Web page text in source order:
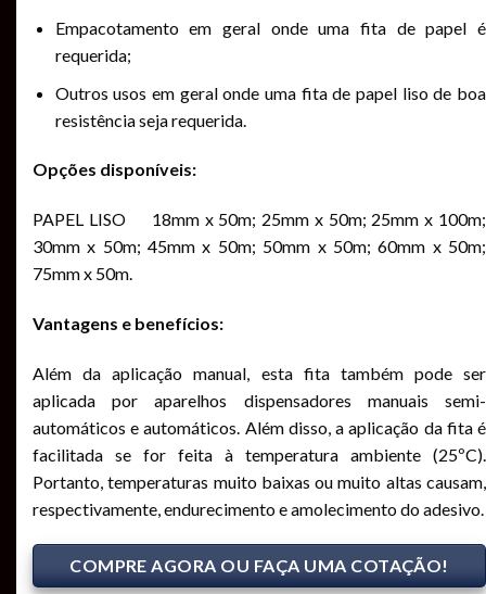
Empacotamento em geral onde uma fita de papel é
requerida;
Outros usos em geral onde uma fita de papel liso de boa
resistência seja requerida.
Opções disponíveis:
PAPEL LISO 18mm x 50m; 25mm x 50m; 25mm x 100m;
30mm x 50m; 45mm x 50m; 50mm x 50m; 60mm x 50m;
75mm x 50m.
Vantagens e benefícios:
Além da aplicação manual, esta fita também pode ser
aplicada por aparelhos dispensadores manuais semi-
automáticos e automáticos. Além disso, a aplicação da fita é
facilitada se for feita à temperatura ambiente (25ºC).
Portanto, temperaturas muito baixas ou muito altas causam,
respectivamente, endurecimento e amolecimento do adesivo.
COMPRE AGORA OU FAÇA UMA COTAÇÃO!